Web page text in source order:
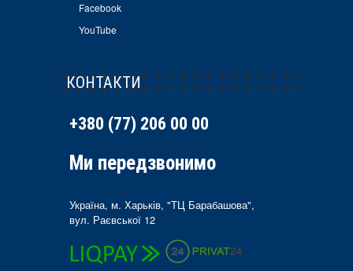
Facebook
YouTube
КОНТАКТИ
+380 (77) 206 00 00
Ми передзвонимо
Україна, м. Харьків, "ТЦ Барабашова",
вул. Раєвської 12